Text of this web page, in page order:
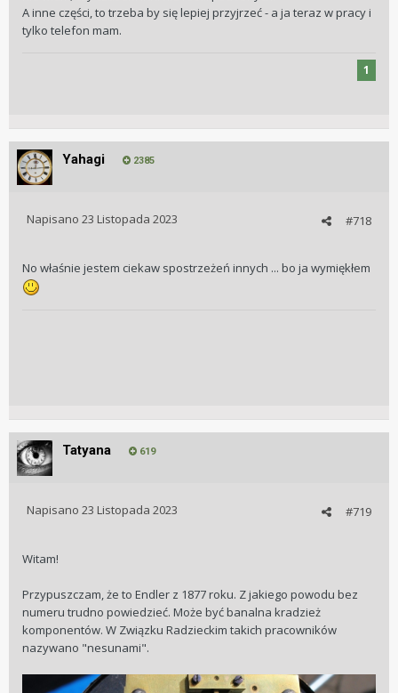
A inne części, to trzeba by się lepiej przyjrzeć - a ja teraz w pracy i
tylko telefon mam.
1
Yahagi 2385
#718
Napisano 23 Listopada 2023
No właśnie jestem ciekaw spostrzeżeń innych ... bo ja wymiękłem
Tatyana 619
#719
Napisano 23 Listopada 2023
Witam!
Przypuszczam, że to Endler z 1877 roku. Z jakiego powodu bez
numeru trudno powiedzieć. Może być banalna kradzież
komponentów. W Związku Radzieckim takich pracowników
nazywano "nesunami".